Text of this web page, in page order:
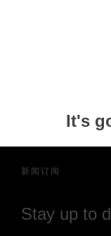
It's
新闻订阅
Stay up to